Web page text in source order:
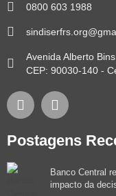
0800 603 1988
Avenida Alberto
CEP: 90030-140 -
Postagens
Banco Central
impacto da